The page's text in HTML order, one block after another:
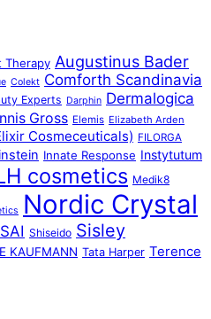
Therapy Augustinus Bader
Colekt Comforth Scandinavia
Experts Darphin Dermalogica
Gross Elemis Elizabeth Arden
Cosmeceuticals) FILORGA
Innate Response Instytutum
cosmetics Medik8
Nordic Crystal
Shiseido Sisley
KAUFMANN Tata Harper Terence